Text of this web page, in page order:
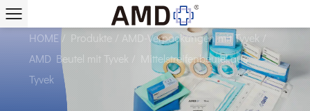
HOME/ Produkte / AMD-Verpackungen mit Tyvek /
AMD Beutel mit Tyvek / Mittelstreifenbeutel aus
Tyvek